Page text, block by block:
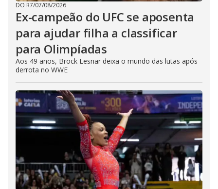
DO R7/07/08/2026
Ex-campeão do UFC se aposenta
para ajudar filha a classificar
para Olimpíadas
Aos 49 anos, Brock Lesnar deixa o mundo das lutas após
derrota no WWE